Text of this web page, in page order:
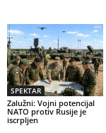
SPEKTAR
Zalužni: Vojni potencijal
NATO protiv Rusije je
iscrpljen